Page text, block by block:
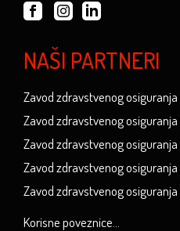
NAŠI PARTNERI
Zavod zdravstvenog osiguranja
Zavod zdravstvenog osiguranja
Zavod zdravstvenog osiguranja
Zavod zdravstvenog osiguranja
Zavod zdravstvenog osiguranja
Korisne poveznice...